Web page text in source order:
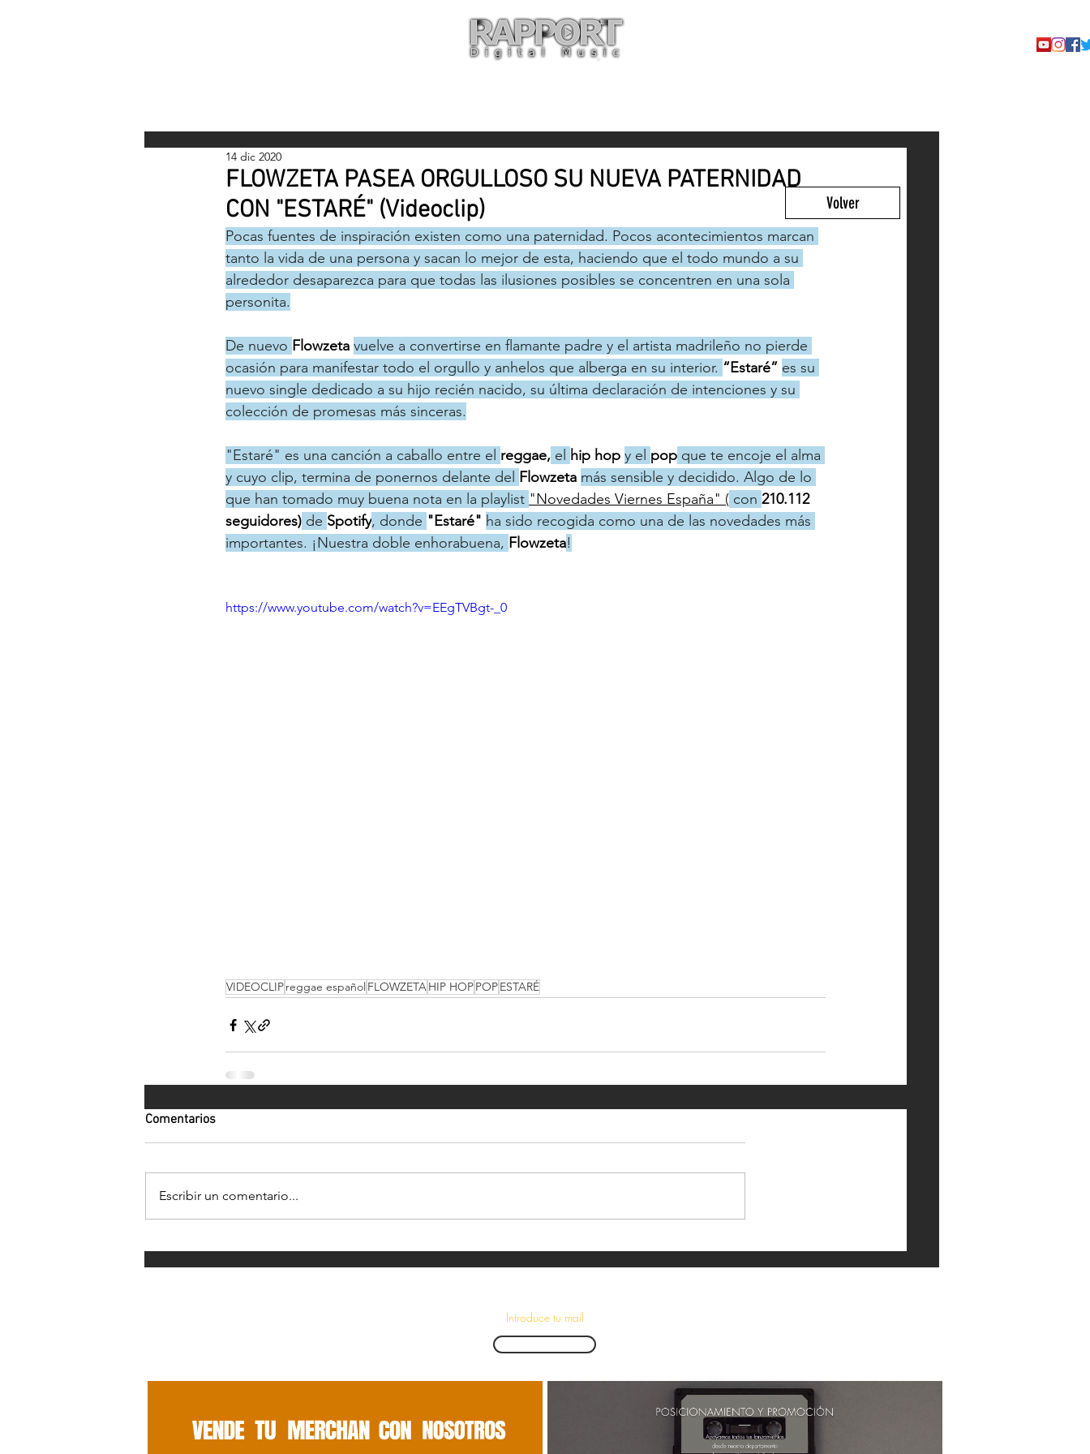
FLOWZETA PASEA ORGULLOSO SU NUEVA PATERNIDAD
CON "ESTARÉ" (Videoclip)
14 dic 2020
Pocas fuentes de inspiración existen como una paternidad. Pocos acontecimientos marcan
tanto la vida de una persona y sacan lo mejor de esta, haciendo que el todo mundo a su
alrededor desaparezca para que todas las ilusiones posibles se concentren en una sola
personita.
De nuevo Flowzeta vuelve a convertirse en flamante padre y el artista madrileño no pierde
ocasión para manifestar todo el orgullo y anhelos que alberga en su interior. “Estaré” es su
nuevo single dedicado a su hijo recién nacido, su última declaración de intenciones y su
colección de promesas más sinceras.
"Estaré" es una canción a caballo entre el reggae, el hip hop y el pop que te encoje el alma
y cuyo clip, termina de ponernos delante del Flowzeta más sensible y decidido. Algo de lo
que han tomado muy buena nota en la playlist "Novedades Viernes España" ( con 210.112
seguidores) de Spotify, donde "Estaré" ha sido recogida como una de las novedades más
importantes. ¡Nuestra doble enhorabuena, Flowzeta!
https://www.youtube.com/watch?v=EEgTVBgt-_0
VIDEOCLIPreggae español FLOWZETAHIP HOPPOPESTARÉ
Comentarios
Escribir un comentario...
Volver